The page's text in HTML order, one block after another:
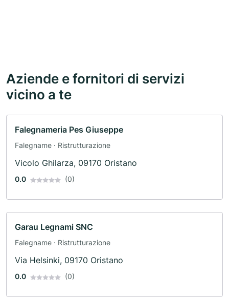
Aziende e fornitori di servizi
vicino a te
Falegnameria Pes Giuseppe
Falegname · Ristrutturazione
Vicolo Ghilarza, 09170 Oristano
0.0 (0)
Garau Legnami SNC
Falegname · Ristrutturazione
Via Helsinki, 09170 Oristano
0.0 (0)